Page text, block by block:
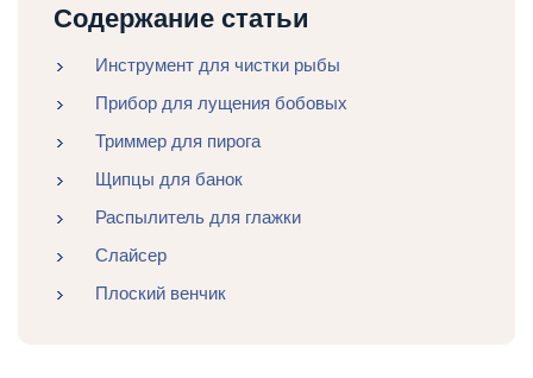
Содержание статьи
Инструмент для чистки рыбы
Прибор для лущения бобовых
Триммер для пирога
Щипцы для банок
Распылитель для глажки
Слайсер
Плоский венчик